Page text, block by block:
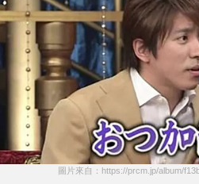
圖片來自：https://prcm.jp/album/